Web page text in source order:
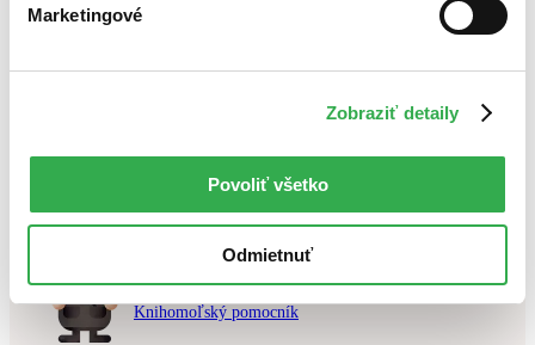
Marketingové
Zobraziť detaily
Povoliť všetko
Odmietnuť
Najlacnejšie
Nebol nájdenýžiadny titulvyhovujúci zadaným podmienkam.
Skúste prosím zmeniť vyhľadávaný výraz.
Chcete poradiť knihu?
Náš pomocník Sherlock vám ju s radosťou vypátra!
Knihomoľský pomocník